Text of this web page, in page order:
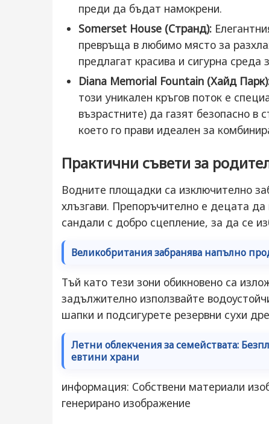
преди да бъдат намокрени.
Somerset House (Странд):
превръща в любимо място за
предлагат красива и сигурна
Diana Memorial Fountain (Хайд
този уникален кръгов поток е
възрастните) да газят безопасно
което го прави идеален за
Практични съвети за
Водните площадки са изключително
хлъзгави. Препоръчително е децата
сандали с добро сцепление, за да се
Великобритания забранява напълно
Тъй като тези зони обикновено са
задължително използвайте
шапки и подсигурете резервни сухи
Летни облекчения за семействата:
евтини храни
информация: Собствени материали
генерирано изображение